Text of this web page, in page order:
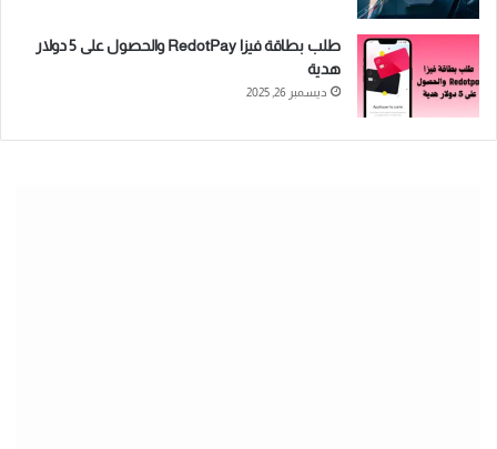
طلب بطاقة فيزا RedotPay والحصول على 5 دولار
هدية
ديسمبر 26, 2025